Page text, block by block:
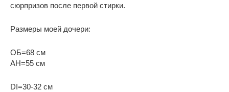
сюрпризов после первой стирки.
Размеры моей дочери:
ОБ=68 см
AH=55 см
DI=30-32 см